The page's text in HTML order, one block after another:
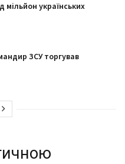
українських
ЗСУ торгував